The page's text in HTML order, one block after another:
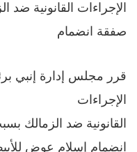
الإجراءات القانونية
صفقة انضمام
قرر مجلس إدارة إنبي
الإجراءات
القانونية ضد الزمالك
انضمام إسلام عوض